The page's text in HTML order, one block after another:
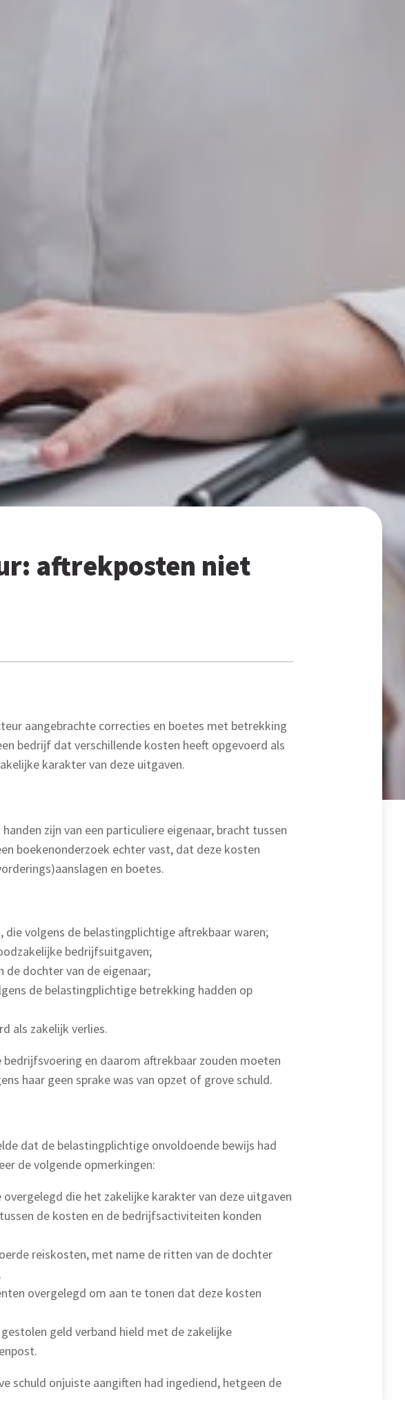
aftrekposten niet
aangebrachte correcties en boetes met betrekking
bedrijf dat verschillende kosten heeft opgevoerd als
karakter van deze uitgaven.
zijn van een particuliere eigenaar, bracht tussen
boekenonderzoek echter vast, dat deze kosten
en boetes.
volgens de belastingplichtige aftrekbaar waren;
bedrijfsuitgaven;
dochter van de eigenaar;
de belastingplichtige betrekking hadden op
als zakelijk verlies.
en daarom aftrekbaar zouden moeten
haar geen sprake was van opzet of grove schuld.
dat de belastingplichtige onvoldoende bewijs had
de volgende opmerkingen:
die het zakelijke karakter van deze uitgaven
de kosten en de bedrijfsactiviteiten konden
reiskosten, met name de ritten van de dochter
overgelegd om aan te tonen dat deze kosten
geld verband hield met de zakelijke
schuld onjuiste aangiften had ingediend, hetgeen de